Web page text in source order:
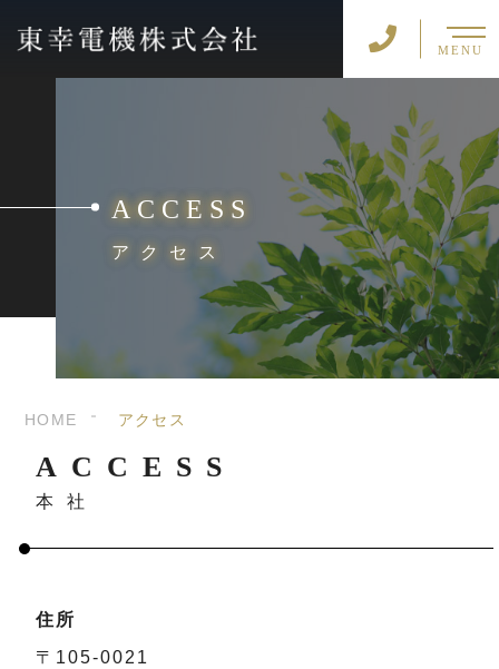
MENU
ACCESS
アクセス
HOME アクセス
ACCESS
本社
住所
〒105-0021